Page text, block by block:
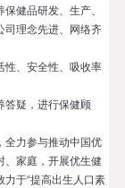
健品研发、生产、
司理念先进、网络齐
、安全性、吸收率
疑，进行保健顾
力参与推动中国优
、家庭，开展优生健
于“提高出生人口素